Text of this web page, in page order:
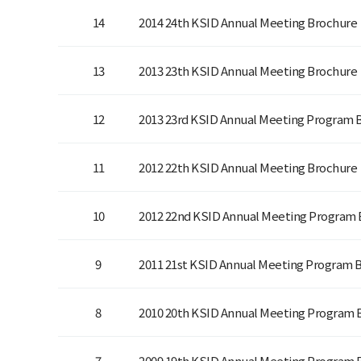
14 2014 24th KSID Annual Meeting Brochure
13 2013 23th KSID Annual Meeting Brochure
12 2013 23rd KSID Annual Meeting Program
11 2012 22th KSID Annual Meeting Brochure
10 2012 22nd KSID Annual Meeting Program
9 2011 21st KSID Annual Meeting Program
8 2010 20th KSID Annual Meeting Program